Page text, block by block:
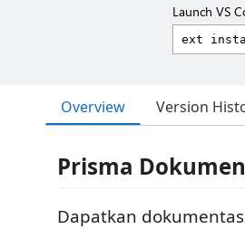
Launch VS
Overview Version
Prisma
Dapatkan